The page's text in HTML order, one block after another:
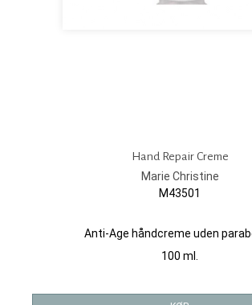
Hand Repair Creme
Marie Christine
M43501
Anti-Age håndcreme uden
100 ml.